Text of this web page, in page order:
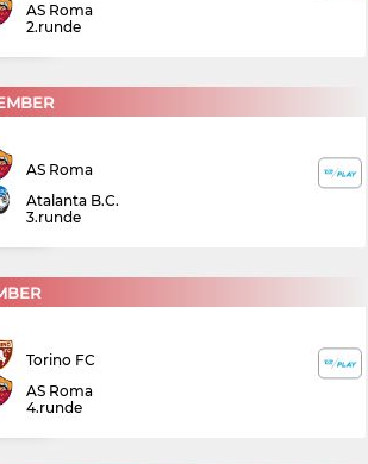
AS Roma
2.runde
AS Roma
Atalanta B.C.
3.runde
Torino FC
AS Roma
4.runde